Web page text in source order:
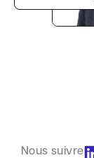
Nous suivre